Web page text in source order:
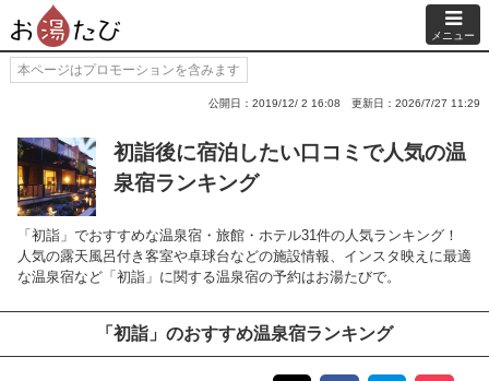
メニュー
本ページはプロモーションを含みます
公開日：2019/12/ 2 16:08 更新日：2026/7/27 11:29
初詣後に宿泊したい口コミで人気の温
泉宿ランキング
「初詣」でおすすめな温泉宿・旅館・ホテル31件の人気ランキング！
人気の露天風呂付き客室や卓球台などの施設情報、インスタ映えに最適
な温泉宿など「初詣」に関する温泉宿の予約はお湯たびで。
「初詣」のおすすめ温泉宿ランキング